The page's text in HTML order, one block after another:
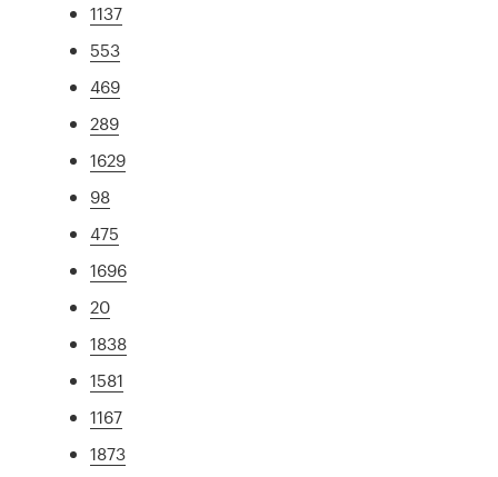
1137
553
469
289
1629
98
475
1696
20
1838
1581
1167
1873